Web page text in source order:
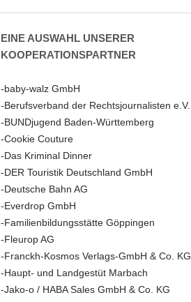
EINE AUSWAHL UNSERER
KOOPERATIONSPARTNER
-baby-walz GmbH
-Berufsverband der Rechtsjournalisten e.V.
-BUNDjugend Baden-Württemberg
-Cookie Couture
-Das Kriminal Dinner
-DER Touristik Deutschland GmbH
-Deutsche Bahn AG
-Everdrop GmbH
-Familienbildungsstätte Göppingen
-Fleurop AG
-Franckh-Kosmos Verlags-GmbH & Co. KG
-Haupt- und Landgestüt Marbach
-Jako-o / HABA Sales GmbH & Co. KG